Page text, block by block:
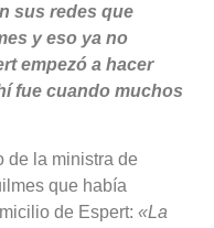
sus redes que
y eso ya no
empezó a hacer
fue cuando muchos
de la ministra de
que había
de Espert: «La